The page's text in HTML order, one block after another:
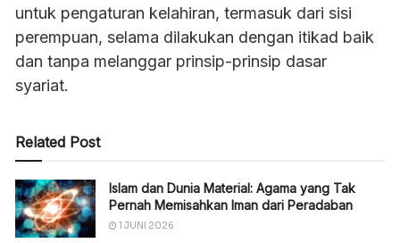
untuk pengaturan kelahiran, termasuk dari sisi
perempuan, selama dilakukan dengan itikad baik
dan tanpa melanggar prinsip-prinsip dasar
syariat.
Related Post
Islam dan Dunia Material: Agama yang Tak
Pernah Memisahkan Iman dari Peradaban
1 JUNI 2026